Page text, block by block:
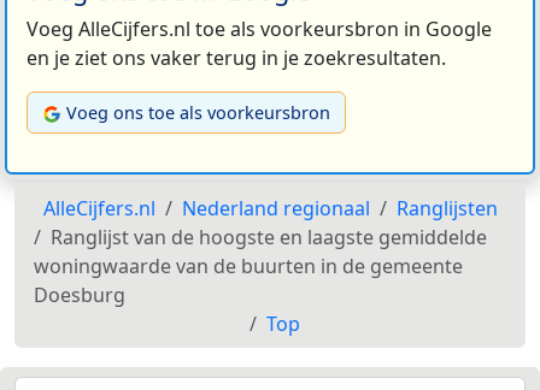
Voeg AlleCijfers.nl toe als voorkeursbron in Google
en je ziet ons vaker terug in je zoekresultaten.
Voeg ons toe als voorkeursbron
AlleCijfers.nl Nederland regionaal
Ranglijsten
Ranglijst van de hoogste en laagste gemiddelde
woningwaarde van de buurten in de gemeente
Doesburg
Top